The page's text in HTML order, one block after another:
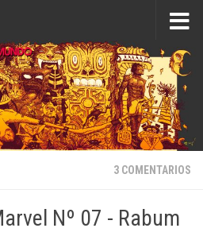
3 COMENTARIOS
Nº 07 - Rabum